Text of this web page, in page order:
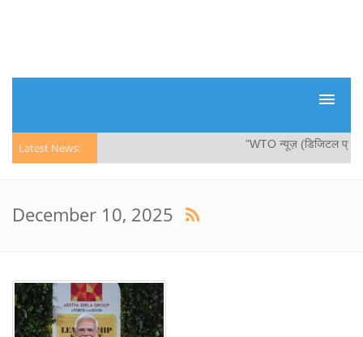
Latest News: "WTO न्यूज़ (डिजिटल
December 10, 2025